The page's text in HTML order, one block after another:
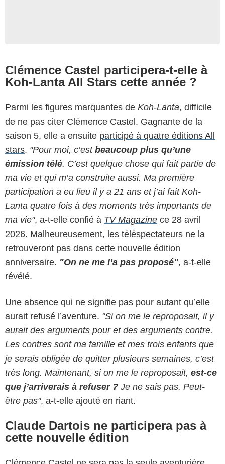
Clémence Castel participera-t-elle à
Koh-Lanta All Stars cette année ?
Parmi les figures marquantes de Koh-Lanta, difficile
de ne pas citer Clémence Castel. Gagnante de la
saison 5, elle a ensuite participé à quatre éditions All
stars. "Pour moi, c’est beaucoup plus qu’une
émission télé. C’est quelque chose qui fait partie de
ma vie et qui m’a construite aussi. Ma première
participation a eu lieu il y a 21 ans et j’ai fait Koh-
Lanta quatre fois à des moments très importants de
ma vie", a-t-elle confié à TV Magazine ce 28 avril
2026. Malheureusement, les téléspectateurs ne la
retrouveront pas dans cette nouvelle édition
anniversaire. "On ne me l’a pas proposé", a-t-elle
révélé.
Une absence qui ne signifie pas pour autant qu’elle
aurait refusé l’aventure. "Si on me le reproposait, il y
aurait des arguments pour et des arguments contre.
Les contres sont ma famille et mes trois enfants que
je serais obligée de quitter plusieurs semaines, c’est
très long. Maintenant, si on me le reproposait, est-ce
que j’arriverais à refuser ? Je ne sais pas. Peut-
être pas", a-t-elle ajouté en riant.
Claude Dartois ne participera pas à
cette nouvelle édition